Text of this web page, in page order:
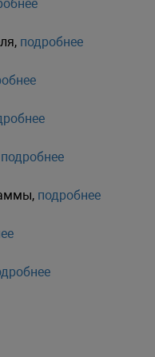
подробнее
подробнее
подробнее